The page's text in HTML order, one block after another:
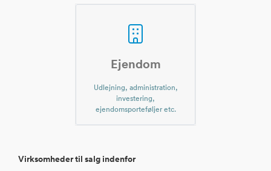
Ejendom
Udlejning, administration,
investering,
ejendomsporteføljer etc.
Virksomheder til salg indenfor